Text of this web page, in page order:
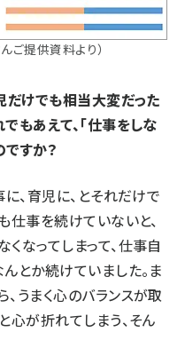
ご提供資料より）
だけでも相当大変だった
もあえて、「仕事をしな
すか？
、育児に、とそれだけで
仕事を続けていないと、
なってしまって、仕事自
とか続けていました。ま
うまく心のバランスが取
心が折れてしまう、そん